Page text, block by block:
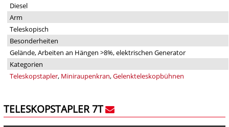
Diesel
Arm
Teleskopisch
Besonderheiten
Gelände, Arbeiten an Hängen >8%, elektrischen Generator
Kategorien
Teleskopstapler, Miniraupenkran,Gelenkteleskopbühnen
TELESKOPSTAPLER 7T